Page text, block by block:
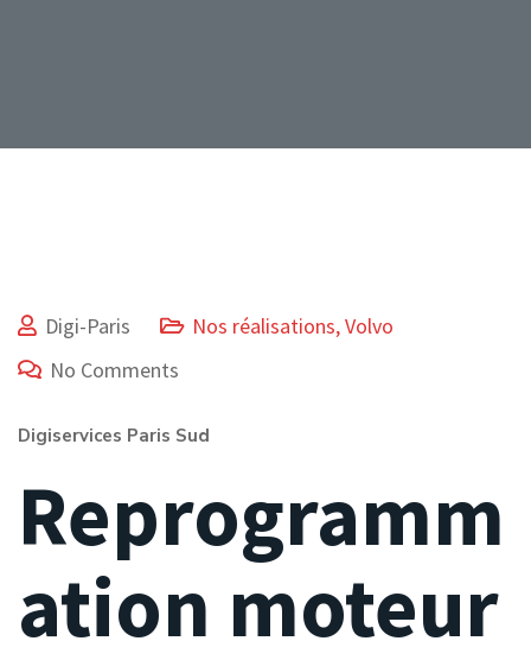
Digi-Paris Nos réalisations,Volvo
No Comments
Digiservices Paris Sud
Reprogramm
ation moteur